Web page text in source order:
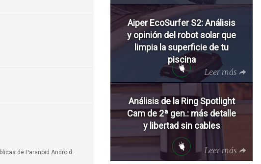
de Paranoid Android.
Aiper EcoSurfer S2: Análisis
y opinión del robot solar que
limpia la superficie de tu
piscina
Leer más
Análisis de la Ring Spotlight
Cam de 2ª gen.: más detalle
y libertad sin cables
Leer más